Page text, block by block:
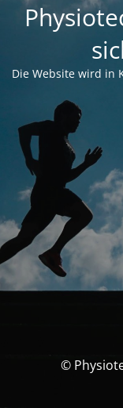
Die Website wird in
©